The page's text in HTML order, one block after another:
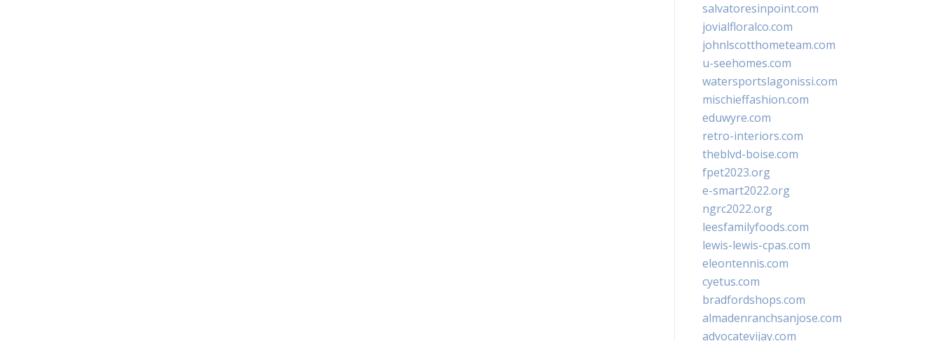
salvatoresinpoint.com
jovialfloralco.com
johnlscotthometeam.com
u-seehomes.com
watersportslagonissi.com
mischieffashion.com
eduwyre.com
retro-interiors.com
theblvd-boise.com
fpet2023.org
e-smart2022.org
ngrc2022.org
leesfamilyfoods.com
lewis-lewis-cpas.com
eleontennis.com
cyetus.com
bradfordshops.com
almadenranchsanjose.com
advocatevijay.com